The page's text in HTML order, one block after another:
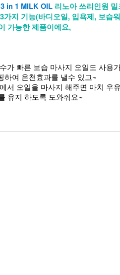
3 in 1 MILK OIL 리노아 쓰리인원
3가지 기능(바디오일, 입욕제, 보습
가능한제품이에요,
가 빠른 보습 마사지 오일도 사용
하여 온천효과를 낼수 있고~
서 오일을 마사지 해주면 마치 우
유지 하도록 도와줘요~